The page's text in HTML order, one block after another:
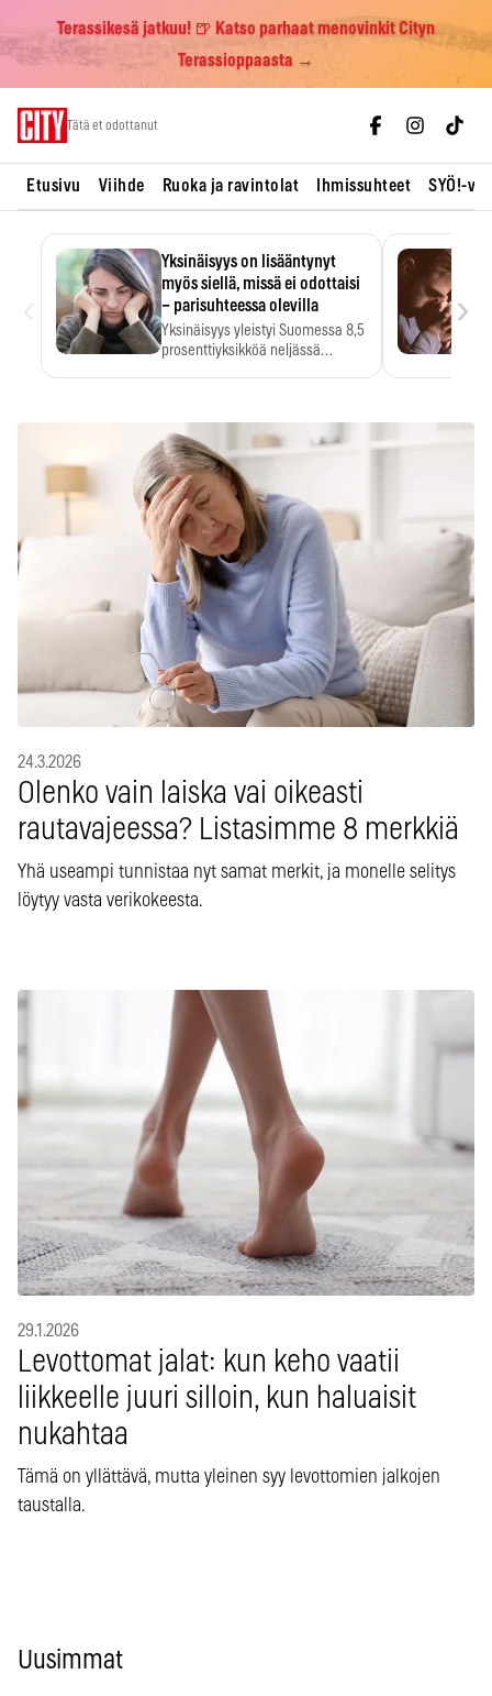
Terassikesä jatkuu! 🍺 Katso parhaat menovinkit Cityn
Terassioppaasta →
Tätä et odottanut
Etusivu Viihde Ruoka ja ravintolat Ihmissuhteet SYÖ!-
Yksinäisyys on lisääntynyt
myös siellä, missä ei odottaisi
– parisuhteessa olevilla
Yksinäisyys yleistyi Suomessa 8,5
prosenttiyksikköä neljässä
›
24.3.2026
Olenko vain laiska vai oikeasti
rautavajeessa? Listasimme 8 merkkiä
Yhä useampi tunnistaa nyt samat merkit, ja monelle selitys
löytyy vasta verikokeesta.
29.1.2026
Levottomat jalat: kun keho vaatii
liikkeelle juuri silloin, kun haluaisit
nukahtaa
Tämä on yllättävä, mutta yleinen syy levottomien jalkojen
taustalla.
Uusimmat